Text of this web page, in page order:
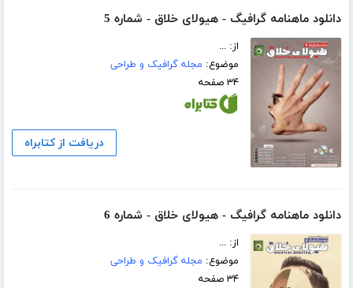
دانلود ماهنامه گرافیگ - هیولای خلاق - شماره 5
از: ...
موضوع: مجله گرافیک و طراحی
۳۴ صفحه
دریافت از کتابراه
دانلود ماهنامه گرافیگ - هیولای خلاق - شماره 6
از: ...
موضوع: مجله گرافیک و طراحی
۳۴ صفحه